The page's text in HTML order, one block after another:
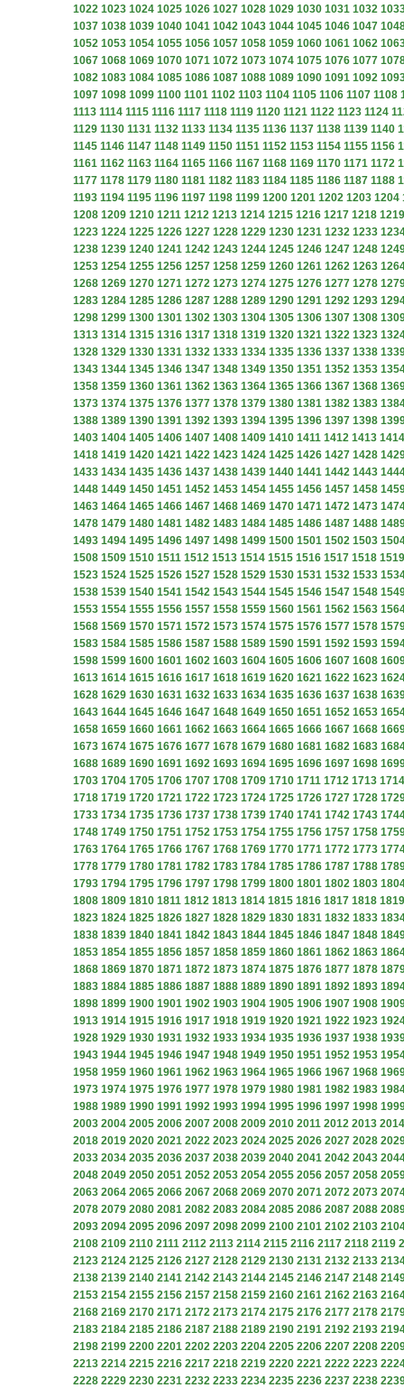
1022 1023 1024 1025 1026 1027 1028 1029 1030 1031 1032
1037 1038 1039 1040 1041 1042 1043 1044 1045 1046 1047
1052 1053 1054 1055 1056 1057 1058 1059 1060 1061 1062
1067 1068 1069 1070 1071 1072 1073 1074 1075 1076 1077
1082 1083 1084 1085 1086 1087 1088 1089 1090 1091 1092
1097 1098 1099 1100 1101 1102 1103 1104 1105 1106 1107 1108
1113 1114 1115 1116 1117 1118 1119 1120 1121 1122 1123 1124
1129 1130 1131 1132 1133 1134 1135 1136 1137 1138 1139 1140
1145 1146 1147 1148 1149 1150 1151 1152 1153 1154 1155 1156
1161 1162 1163 1164 1165 1166 1167 1168 1169 1170 1171 1172
1177 1178 1179 1180 1181 1182 1183 1184 1185 1186 1187 1188
1193 1194 1195 1196 1197 1198 1199 1200 1201 1202 1203 1204
1208 1209 1210 1211 1212 1213 1214 1215 1216 1217 1218 1219
1223 1224 1225 1226 1227 1228 1229 1230 1231 1232 1233
1238 1239 1240 1241 1242 1243 1244 1245 1246 1247 1248
1253 1254 1255 1256 1257 1258 1259 1260 1261 1262 1263
1268 1269 1270 1271 1272 1273 1274 1275 1276 1277 1278
1283 1284 1285 1286 1287 1288 1289 1290 1291 1292 1293
1298 1299 1300 1301 1302 1303 1304 1305 1306 1307 1308
1313 1314 1315 1316 1317 1318 1319 1320 1321 1322 1323
1328 1329 1330 1331 1332 1333 1334 1335 1336 1337 1338
1343 1344 1345 1346 1347 1348 1349 1350 1351 1352 1353
1358 1359 1360 1361 1362 1363 1364 1365 1366 1367 1368
1373 1374 1375 1376 1377 1378 1379 1380 1381 1382 1383
1388 1389 1390 1391 1392 1393 1394 1395 1396 1397 1398
1403 1404 1405 1406 1407 1408 1409 1410 1411 1412 1413 1414
1418 1419 1420 1421 1422 1423 1424 1425 1426 1427 1428
1433 1434 1435 1436 1437 1438 1439 1440 1441 1442 1443
1448 1449 1450 1451 1452 1453 1454 1455 1456 1457 1458
1463 1464 1465 1466 1467 1468 1469 1470 1471 1472 1473
1478 1479 1480 1481 1482 1483 1484 1485 1486 1487 1488
1493 1494 1495 1496 1497 1498 1499 1500 1501 1502 1503
1508 1509 1510 1511 1512 1513 1514 1515 1516 1517 1518 1519
1523 1524 1525 1526 1527 1528 1529 1530 1531 1532 1533
1538 1539 1540 1541 1542 1543 1544 1545 1546 1547 1548
1553 1554 1555 1556 1557 1558 1559 1560 1561 1562 1563
1568 1569 1570 1571 1572 1573 1574 1575 1576 1577 1578
1583 1584 1585 1586 1587 1588 1589 1590 1591 1592 1593
1598 1599 1600 1601 1602 1603 1604 1605 1606 1607 1608
1613 1614 1615 1616 1617 1618 1619 1620 1621 1622 1623
1628 1629 1630 1631 1632 1633 1634 1635 1636 1637 1638
1643 1644 1645 1646 1647 1648 1649 1650 1651 1652 1653
1658 1659 1660 1661 1662 1663 1664 1665 1666 1667 1668
1673 1674 1675 1676 1677 1678 1679 1680 1681 1682 1683
1688 1689 1690 1691 1692 1693 1694 1695 1696 1697 1698
1703 1704 1705 1706 1707 1708 1709 1710 1711 1712 1713 1714
1718 1719 1720 1721 1722 1723 1724 1725 1726 1727 1728
1733 1734 1735 1736 1737 1738 1739 1740 1741 1742 1743
1748 1749 1750 1751 1752 1753 1754 1755 1756 1757 1758
1763 1764 1765 1766 1767 1768 1769 1770 1771 1772 1773
1778 1779 1780 1781 1782 1783 1784 1785 1786 1787 1788
1793 1794 1795 1796 1797 1798 1799 1800 1801 1802 1803
1808 1809 1810 1811 1812 1813 1814 1815 1816 1817 1818 1819
1823 1824 1825 1826 1827 1828 1829 1830 1831 1832 1833
1838 1839 1840 1841 1842 1843 1844 1845 1846 1847 1848
1853 1854 1855 1856 1857 1858 1859 1860 1861 1862 1863
1868 1869 1870 1871 1872 1873 1874 1875 1876 1877 1878
1883 1884 1885 1886 1887 1888 1889 1890 1891 1892 1893
1898 1899 1900 1901 1902 1903 1904 1905 1906 1907 1908
1913 1914 1915 1916 1917 1918 1919 1920 1921 1922 1923
1928 1929 1930 1931 1932 1933 1934 1935 1936 1937 1938
1943 1944 1945 1946 1947 1948 1949 1950 1951 1952 1953
1958 1959 1960 1961 1962 1963 1964 1965 1966 1967 1968
1973 1974 1975 1976 1977 1978 1979 1980 1981 1982 1983
1988 1989 1990 1991 1992 1993 1994 1995 1996 1997 1998
2003 2004 2005 2006 2007 2008 2009 2010 2011 2012 2013 2014
2018 2019 2020 2021 2022 2023 2024 2025 2026 2027 2028
2033 2034 2035 2036 2037 2038 2039 2040 2041 2042 2043
2048 2049 2050 2051 2052 2053 2054 2055 2056 2057 2058
2063 2064 2065 2066 2067 2068 2069 2070 2071 2072 2073
2078 2079 2080 2081 2082 2083 2084 2085 2086 2087 2088
2093 2094 2095 2096 2097 2098 2099 2100 2101 2102 2103
2108 2109 2110 2111 2112 2113 2114 2115 2116 2117 2118 2119
2123 2124 2125 2126 2127 2128 2129 2130 2131 2132 2133
2138 2139 2140 2141 2142 2143 2144 2145 2146 2147 2148
2153 2154 2155 2156 2157 2158 2159 2160 2161 2162 2163
2168 2169 2170 2171 2172 2173 2174 2175 2176 2177 2178
2183 2184 2185 2186 2187 2188 2189 2190 2191 2192 2193
2198 2199 2200 2201 2202 2203 2204 2205 2206 2207 2208
2213 2214 2215 2216 2217 2218 2219 2220 2221 2222 2223
2228 2229 2230 2231 2232 2233 2234 2235 2236 2237 2238